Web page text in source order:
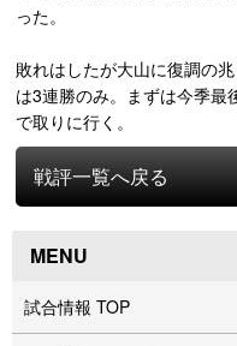
った。
敗れはしたが大山に復調の
は3連勝のみ。まずは今季最
で取りに行く。
戦評一覧へ戻る
MENU
試合情報 TOP